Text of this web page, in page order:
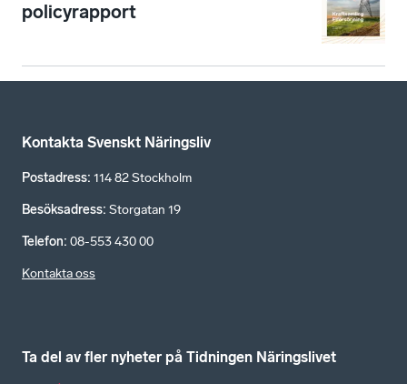
policyrapport
Kontakta Svenskt Näringsliv
Postadress: 114 82 Stockholm
Besöksadress: Storgatan 19
Telefon: 08-553 430 00
Kontakta oss
Ta del av fler nyheter på Tidningen Näringslivet